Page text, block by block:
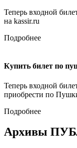
Теперь входной
на kassir.ru
Подробнее
Купить билет по
Теперь входной
приобрести по
Подробнее
Архивы